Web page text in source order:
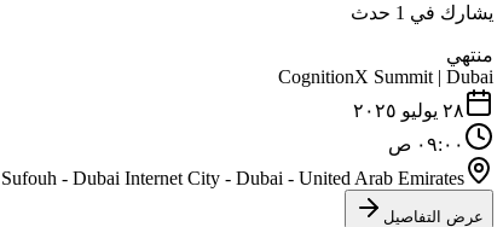
يشارك في 1 حدث
منتهي
CognitionX Summit | Dubai
٢٨ يوليو ٢٠٢٥
٠٩:٠٠ ص
- Dubai Internet City - Dubai - United Arab Emirates
عرض التفاصيل